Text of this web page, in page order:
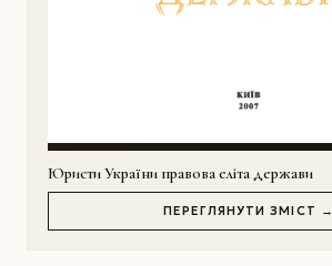
Юристи України правова еліта держави
ПЕРЕГЛЯНУТИ ЗМІСТ →